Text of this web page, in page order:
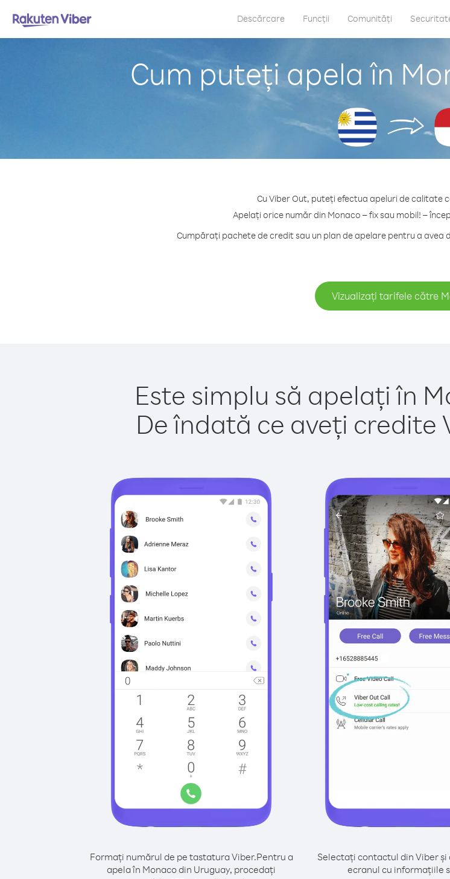
Descărcare Funcții Comunități
Cum puteți apela în
Cu Viber Out, puteți efectua apeluri de calitate
Apelați orice număr din Monaco – fix sau mobil! –
Cumpărați pachete de credit sau un plan de apelare pentru a avea
Vizualizați tarifele către
Este simplu să apelați în
De îndată ce aveți credite
Formați numărul de pe tastatura Viber.Pentru a
apela în Monaco din Uruguay, procedați
Selectați contactul din Viber și
ecranul cu informațiile